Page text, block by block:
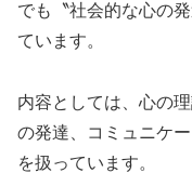
でも〝社会的な心の
ています。
内容としては、心の
の発達、コミュニケ
を扱っています。